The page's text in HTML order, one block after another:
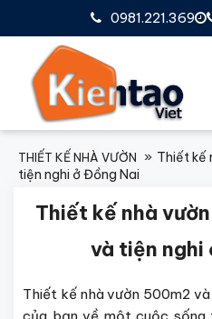
0981.221.369
THIẾT KẾ NHÀ VƯỜN
Thiết kế
tiện nghi ở Đồng Nai
Thiết kế nhà
và tiện nghi
Thiết kế nhà vườn 500m2